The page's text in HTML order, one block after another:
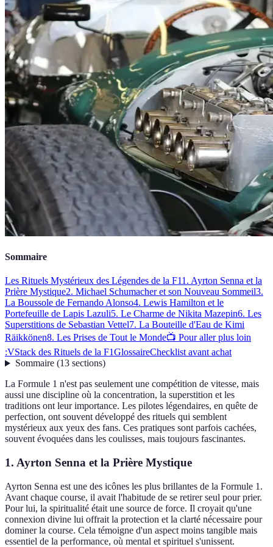
Sommaire
Les Rituels Mystérieux des Légendes de la F11. Ayrton Senna et la
Prière Mystique2. Michael Schumacher et son Nouveau Sommeil3.
La Boussole de Fernando Alonso4. Lewis Hamilton et le
Portefeuille de Lapis Lazuli5. Le Charme de Nikita Mazepin6. Les
Superstitions de Sebastian Vettel7. La Bouteille d'Eau de Kimi
Räikkönen8. Les Prises de Tout le Monde📺 Pour aller plus loin
:VStack des Rituels de la F1GlossaireChecklist avant achat
Sommaire(13 sections)
La Formule 1 n'est pas seulement une compétition de vitesse, mais
aussi une discipline où la concentration, la superstition et les
traditions ont leur importance. Les pilotes légendaires, en quête de
perfection, ont souvent développé des rituels qui semblent
mystérieux aux yeux des fans. Ces pratiques sont parfois cachées,
souvent évoquées dans les coulisses, mais toujours fascinantes.
1. Ayrton Senna et la Prière Mystique
Ayrton Senna est une des icônes les plus brillantes de la Formule 1.
Avant chaque course, il avait l'habitude de se retirer seul pour prier.
Pour lui, la spiritualité était une source de force. Il croyait qu'une
connexion divine lui offrait la protection et la clarté nécessaire pour
dominer la course. Cela témoigne d'un aspect moins tangible mais
essentiel de la performance, où mental et spirituel s'unissent.